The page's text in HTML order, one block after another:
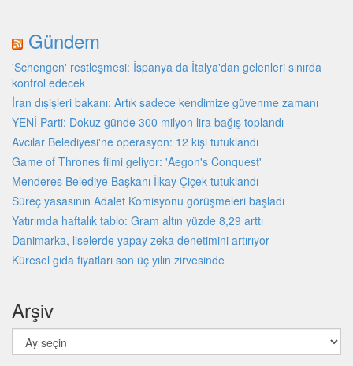
Gündem
'Schengen' restleşmesi: İspanya da İtalya'dan gelenleri sınırda
kontrol edecek
İran dışişleri bakanı: Artık sadece kendimize güvenme zamanı
YENİ Parti: Dokuz günde 300 milyon lira bağış toplandı
Avcılar Belediyesi'ne operasyon: 12 kişi tutuklandı
Game of Thrones filmi geliyor: 'Aegon's Conquest'
Menderes Belediye Başkanı İlkay Çiçek tutuklandı
Süreç yasasının Adalet Komisyonu görüşmeleri başladı
Yatırımda haftalık tablo: Gram altın yüzde 8,29 arttı
Danimarka, liselerde yapay zeka denetimini artırıyor
Küresel gıda fiyatları son üç yılın zirvesinde
Arşiv
Arşiv